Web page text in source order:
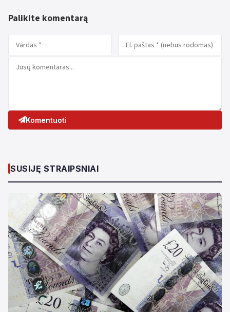
Palikite komentarą
Komentuoti
SUSIJĘ STRAIPSNIAI